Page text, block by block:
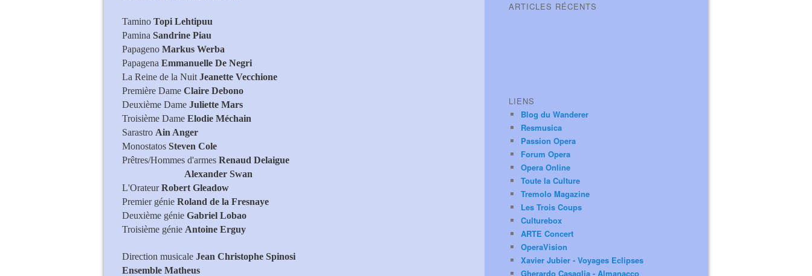
Tamino Topi Lehtipuu
Pamina Sandrine Piau
Papageno Markus Werba
Papagena Emmanuelle De Negri
La Reine de la Nuit Jeanette Vecchione
Première Dame Claire Debono
Deuxième Dame Juliette Mars
Troisième Dame Elodie Méchain
Sarastro Ain Anger
Monostatos Steven Cole
Prêtres/Hommes d'armes Renaud Delaigue
Alexander Swan
L'OrateurRobert Gleadow
Premier génie Roland de la Fresnaye
Deuxième génie Gabriel Lobao
Troisième génie Antoine Erguy
Direction musicale Jean Christophe Spinosi
Ensemble Matheus
ARTICLES RÉCENTS
LIENS
Blog du Wanderer
Resmusica
Passion Opera
Forum Opera
Opera Online
Toute la Culture
Tremolo Magazine
Les Trois Coups
Culturebox
ARTE Concert
OperaVision
Xavier Jubier - Voyages Eclipses
Gherardo Casaglia - Almanacco